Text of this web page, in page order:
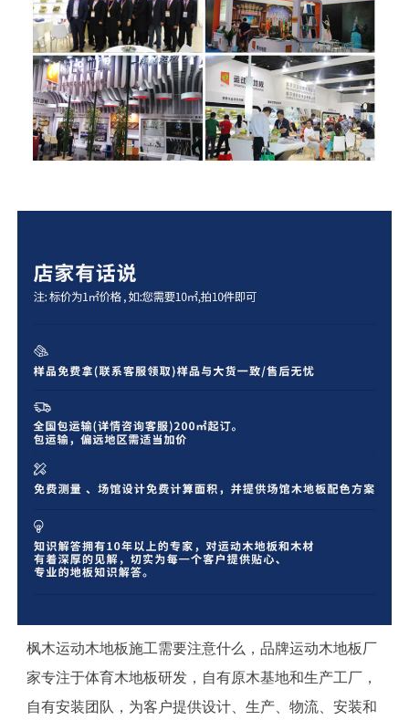
枫木运动木地板施工需要注意什么，品牌运动木地板厂
家专注于体育木地板研发，自有原木基地和生产工厂，
自有安装团队，为客户提供设计、生产、物流、安装和